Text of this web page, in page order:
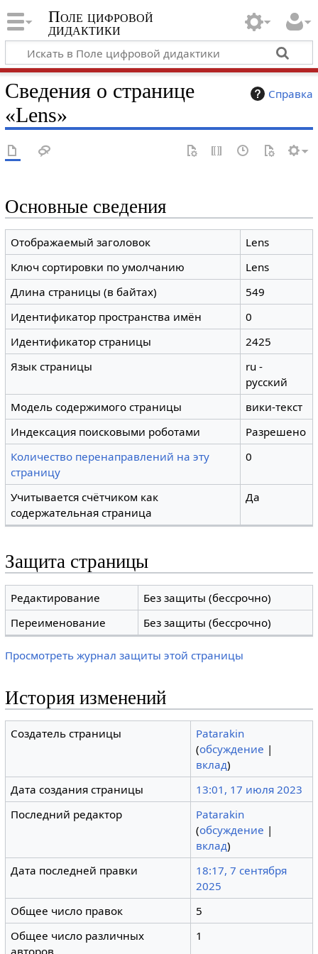
Поле цифровой
дидактики
Справка
Сведения о странице
«Lens»
Основные сведения
Отображаемый заголовок
Lens
Ключ сортировки по умолчанию
Lens
Длина страницы (в байтах)
549
Идентификатор пространства имён
0
Идентификатор страницы
2425
Язык страницы
ru -
русский
Модель содержимого страницы
вики-текст
Индексация поисковыми роботами
Разрешено
Количество перенаправлений на эту
страницу
0
Учитывается счётчиком как
содержательная страница
Да
Защита страницы
Редактирование
Без защиты (бессрочно)
Переименование
Без защиты (бессрочно)
Просмотреть журнал защиты этой страницы
История изменений
Создатель страницы
Patarakin
(обсуждение |
вклад)
Дата создания страницы
13:01, 17 июля 2023
Последний редактор
Patarakin
(обсуждение |
вклад)
Дата последней правки
18:17, 7 сентября
2025
Общее число правок
5
Общее число различных
1